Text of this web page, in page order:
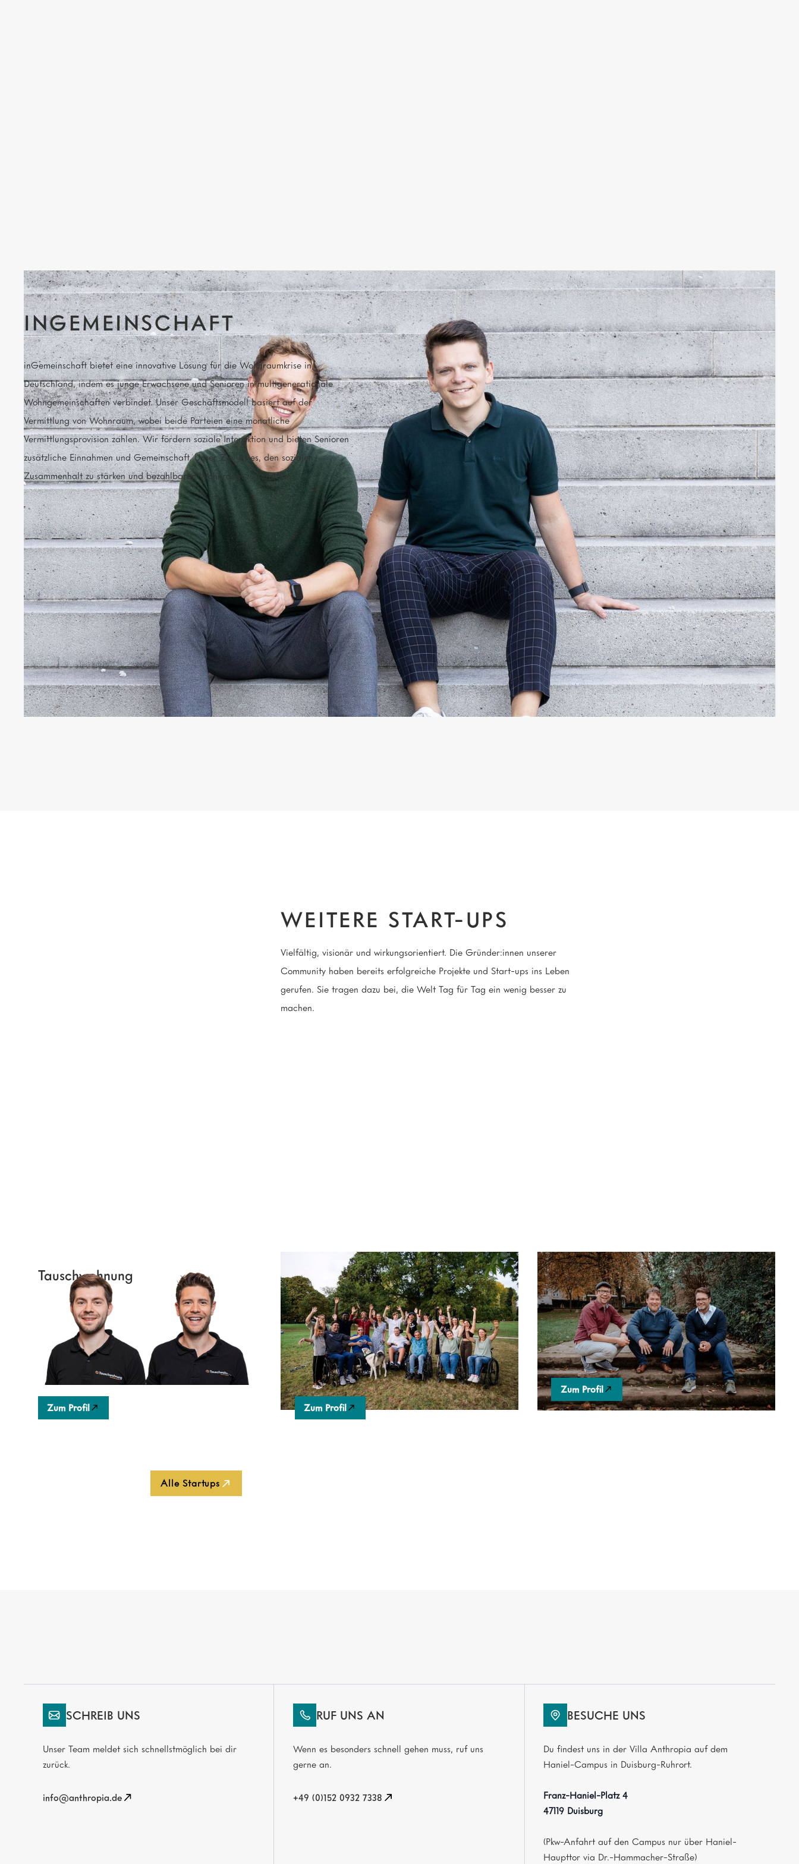
INGEMEINSCHAFT
inGemeinschaft bietet eine innovative Lösung für die Wohnraumkrise in
Deutschland, indem es junge Erwachsene und Senioren in multigenerationale
Wohngemeinschaften verbindet. Unser Geschäftsmodell basiert auf der
Vermittlung von Wohnraum, wobei beide Parteien eine monatliche
Vermittlungsprovision zahlen. Wir fördern soziale Interaktion und bieten Senioren
zusätzliche Einnahmen und Gemeinschaft. Unser Ziel ist es, den sozialen
Zusammenhalt zu stärken und bezahlbaren Wohnraum zu schaffen.
GRÜNDER:INNEN
Darius Göttert, Philipp Bögner
ORT
München(Bayern)
PHASE
Scale
Nachhaltige Städte und Gemeinden
Maßnahmen zum Klimaschutz
Gesundheit und Wohlergehen
SOCIALS
WEBSITE
Zur Website
WEITERE START-UPS
Vielfältig, visionär und wirkungsorientiert. Die Gründer:innen unserer
Community haben bereits erfolgreiche Projekte und Start-ups ins Leben
gerufen. Sie tragen dazu bei, die Welt Tag für Tag ein wenig besser zu
machen.
Tauschwohnung
Tauschwohnung ist eine Online-Plattform, die es
Menschen ermöglicht, stressfrei ihre Wohnung zu
tauschen und ein neues Zuhause zu finden,
während Städte und Immobilienunternehmen von
besserer Wohnraumnutzung profitieren.
Zum Profil
HelpYuu
HelpYuu entwickelt eine Förderungen-as-a-
Service-Plattform. Mit nur einer Anmeldung
erschließen wir das gesamte Spektrum an
Förderungen und Hilfsmitteln für Menschen im
Rollstuhl, mit Behinderung und Pflegegrad.
Zum Profil
Vaterwelten
Unsere Community Plattform verbindet Väter,
Unternehmen und die Familienbildung und ist das
perfekte HR-Tool für mehr Väterfreundlichkeit in
Unternehmen. (Foto: Laura Borneis)
Zum Profil
Alle Startups
SCHREIB UNS
Unser Team meldet sich schnellstmöglich bei dir
zurück.
info@anthropia.de
RUF UNS AN
Wenn es besonders schnell gehen muss, ruf uns
gerne an.
+49 (0)152 0932 7338
BESUCHE UNS
Du findest uns in der Villa Anthropia auf dem
Haniel-Campus in Duisburg-Ruhrort.
Franz-Haniel-Platz 4
47119 Duisburg
(Pkw-Anfahrt auf den Campus nur über Haniel-
Haupttor via Dr.-Hammacher-Straße)